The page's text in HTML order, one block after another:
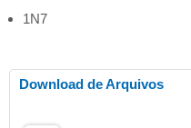
1N7
Download de Arquivos